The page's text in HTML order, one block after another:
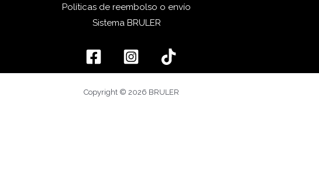
Políticas de reembolso o envío
Sistema BRULER
Copyright © 2026 BRULER